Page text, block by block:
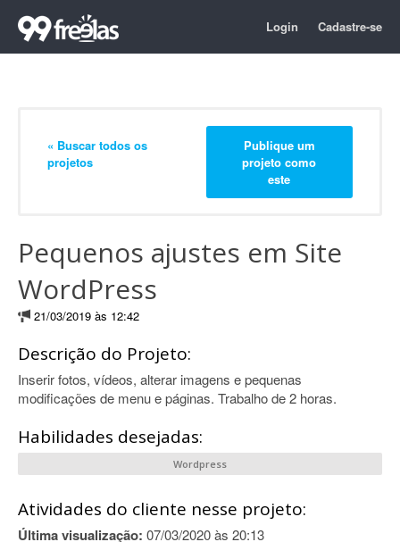
Login Cadastre-se
« Buscar todos os
projetos
Publique um
projeto como
este
Pequenos ajustes em Site
WordPress
21/03/2019 às 12:42
Descrição do Projeto:
Inserir fotos, vídeos, alterar imagens e pequenas
modificações de menu e páginas. Trabalho de 2 horas.
Habilidades desejadas:
Wordpress
Atividades do cliente nesse projeto:
Última visualização: 07/03/2020 às 20:13